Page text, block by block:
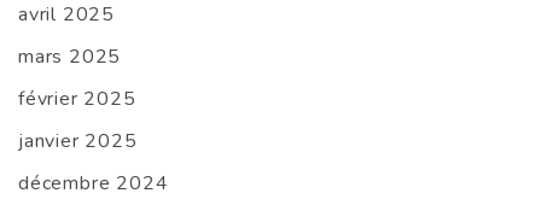
avril 2025
mars 2025
février 2025
janvier 2025
décembre 2024